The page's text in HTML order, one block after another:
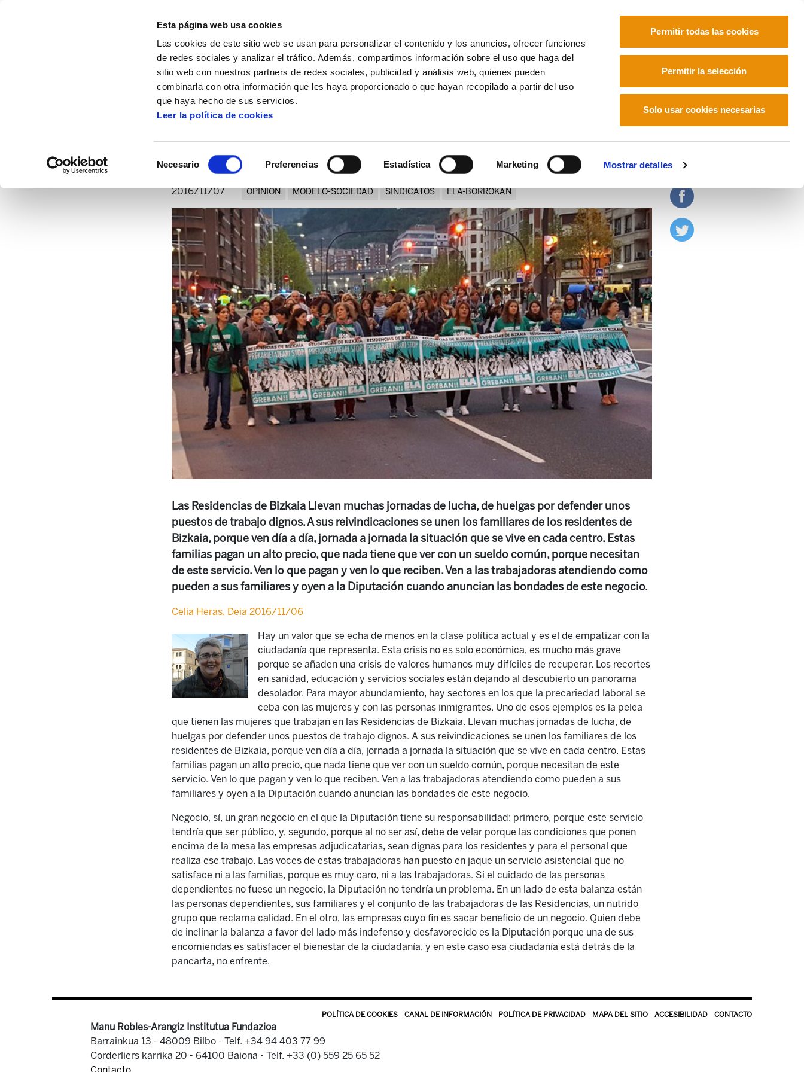
Esta página web usa cookies
Las cookies de este sitio web se usan para personalizar el contenido y los anuncios, ofrecer funciones
de redes sociales y analizar el tráfico. Además, compartimos información sobre el uso que haga del
sitio web con nuestros partners de redes sociales, publicidad y análisis web, quienes pueden
combinarla con otra información que les haya proporcionado o que hayan recopilado a partir del uso
que haya hecho de sus servicios.
Leer la política de cookies
Necesario Preferencias Estadística Marketing Mostrar detalles
Permitir todas las cookies
Permitir la selección
Solo usar cookies necesarias
La Diputación y las residencias
2016/11/07 OPINION MODELO-SOCIEDAD SINDICATOS ELA-BORROKAN
Las Residencias de Bizkaia Llevan muchas jornadas de lucha, de huelgas por defender unos
puestos de trabajo dignos. A sus reivindicaciones se unen los familiares de los residentes de
Bizkaia, porque ven día a día, jornada a jornada la situación que se vive en cada centro. Estas
familias pagan un alto precio, que nada tiene que ver con un sueldo común, porque necesitan
de este servicio. Ven lo que pagan y ven lo que reciben. Ven a las trabajadoras atendiendo como
pueden a sus familiares y oyen a la Diputación cuando anuncian las bondades de este negocio.
Celia Heras, Deia 2016/11/06
Hay un valor que se echa de menos en la clase política actual y es el de empatizar con la
ciudadanía que representa. Esta crisis no es solo económica, es mucho más grave
porque se añaden una crisis de valores humanos muy difíciles de recuperar. Los recortes
en sanidad, educación y servicios sociales están dejando al descubierto un panorama
desolador. Para mayor abundamiento, hay sectores en los que la precariedad laboral se
ceba con las mujeres y con las personas inmigrantes. Uno de esos ejemplos es la pelea
que tienen las mujeres que trabajan en las Residencias de Bizkaia. Llevan muchas jornadas de lucha, de
huelgas por defender unos puestos de trabajo dignos. A sus reivindicaciones se unen los familiares de los
residentes de Bizkaia, porque ven día a día, jornada a jornada la situación que se vive en cada centro. Estas
familias pagan un alto precio, que nada tiene que ver con un sueldo común, porque necesitan de este
servicio. Ven lo que pagan y ven lo que reciben. Ven a las trabajadoras atendiendo como pueden a sus
familiares y oyen a la Diputación cuando anuncian las bondades de este negocio.
Negocio, sí, un gran negocio en el que la Diputación tiene su responsabilidad: primero, porque este servicio
tendría que ser público, y, segundo, porque al no ser así, debe de velar porque las condiciones que ponen
encima de la mesa las empresas adjudicatarias, sean dignas para los residentes y para el personal que
realiza ese trabajo. Las voces de estas trabajadoras han puesto en jaque un servicio asistencial que no
satisface ni a las familias, porque es muy caro, ni a las trabajadoras. Si el cuidado de las personas
dependientes no fuese un negocio, la Diputación no tendría un problema. En un lado de esta balanza están
las personas dependientes, sus familiares y el conjunto de las trabajadoras de las Residencias, un nutrido
grupo que reclama calidad. En el otro, las empresas cuyo fin es sacar beneficio de un negocio. Quien debe
de inclinar la balanza a favor del lado más indefenso y desfavorecido es la Diputación porque una de sus
encomiendas es satisfacer el bienestar de la ciudadanía, y en este caso esa ciudadanía está detrás de la
pancarta, no enfrente.
POLÍTICA DE COOKIES CANAL DE INFORMACIÓN POLÍTICA DE PRIVACIDAD MAPA DEL SITIO ACCESIBILIDAD CONTACTO
Manu Robles-Arangiz Institutua Fundazioa
Barrainkua 13 - 48009 Bilbo - Telf. +34 94 403 77 99
Corderliers karrika 20 - 64100 Baiona - Telf. +33 (0) 559 25 65 52
Contacto